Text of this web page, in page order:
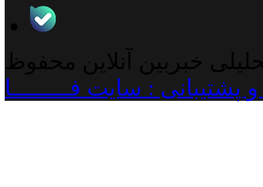
خبربین آنلاین محفوظ
: سایت فـــــــــا